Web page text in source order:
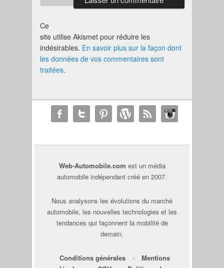
Ce
site utilise Akismet pour réduire les
indésirables. En savoir plus sur la façon dont
les données de vos commentaires sont
traitées.
Web-Automobile.com est un média
automobile indépendant créé en 2007.
Nous analysons les évolutions du marché
automobile, les nouvelles technologies et les
tendances qui façonnent la mobilité de
demain.
Conditions générales -
Mentions